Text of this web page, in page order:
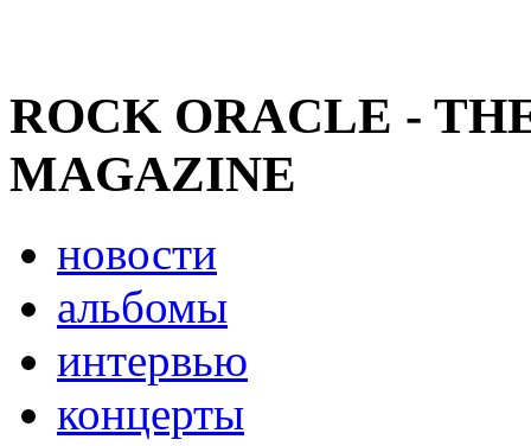
ROCK ORACLE -
MAGAZINE
новости
альбомы
интервью
концерты